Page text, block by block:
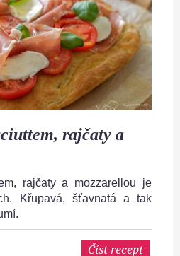
rajčaty a
rajčaty a mozzarellou je
Křupavá, šťavnatá a tak
Číst recept